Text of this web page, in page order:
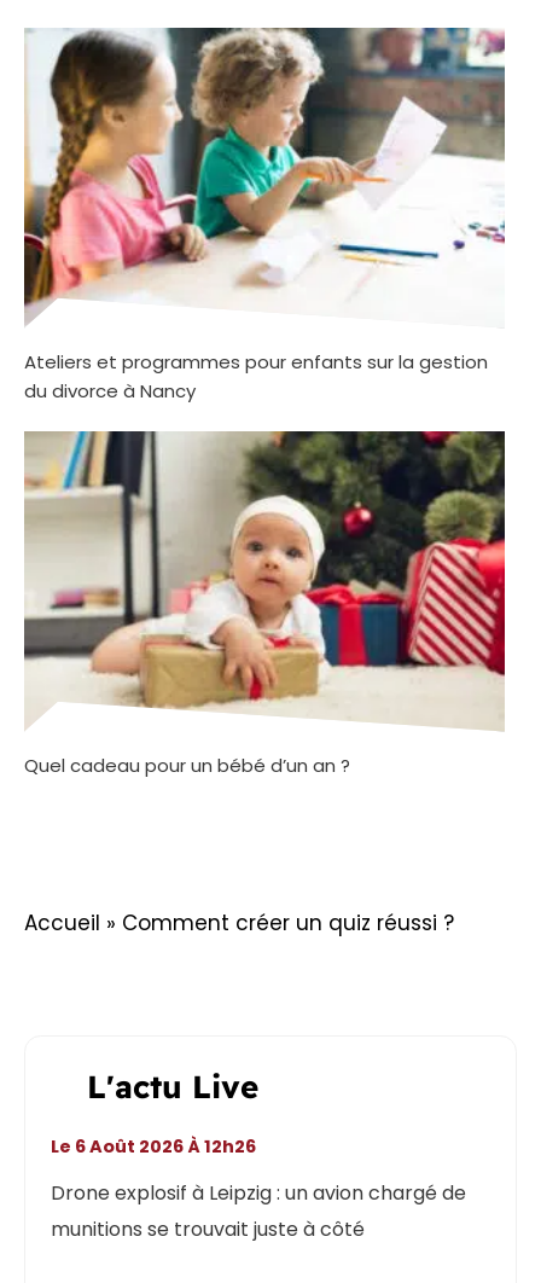
Ateliers et programmes pour enfants sur la gestion
du divorce à Nancy
Quel cadeau pour un bébé d’un an ?
Accueil » Comment créer un quiz réussi ?
L'actu Live
Drone explosif à Leipzig : un avion chargé de
munitions se trouvait juste à côté
Le 6 Août 2026 À 12h26